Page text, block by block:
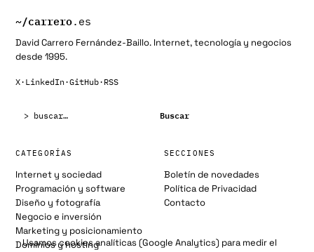
~/carrero.es
David Carrero Fernández-Baillo. Internet, tecnología y negocios
desde 1995.
X· LinkedIn·GitHub· RSS
Buscar
CATEGORÍAS
Internet y sociedad
Programación y software
Diseño y fotografía
Negocio e inversión
Marketing y posicionamiento
Dominios y hosting
SECCIONES
Boletín de novedades
Política de Privacidad
Contacto
Usamos cookies analíticas (Google Analytics) para medir el